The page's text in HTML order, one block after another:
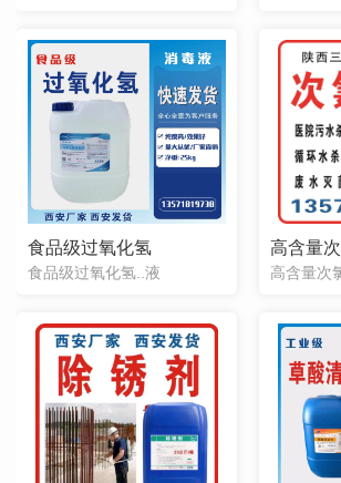
食品级过氧化氢
食品级过氧化氢..液
高含量
高含量次